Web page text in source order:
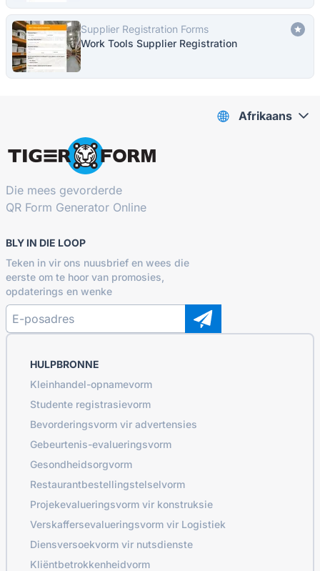
Supplier Registration Forms
Work Tools Supplier Registration
Die mees gevorderde
QR Form Generator Online
BLY IN DIE LOOP
Teken in vir ons nuusbrief en wees die
eerste om te hoor van promosies,
opdaterings en wenke
HULPBRONNE
Kleinhandel-opnamevorm
Studente registrasievorm
Bevorderingsvorm vir advertensies
Gebeurtenis-evalueringsvorm
Gesondheidsorgvorm
Restaurantbestellingstelselvorm
Projekevalueringsvorm vir konstruksie
Verskaffersevalueringsvorm vir Logistiek
Diensversoekvorm vir nutsdienste
Kliëntbetrokkenheidvorm
Afrikaans